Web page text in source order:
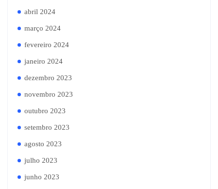
abril 2024
março 2024
fevereiro 2024
janeiro 2024
dezembro 2023
novembro 2023
outubro 2023
setembro 2023
agosto 2023
julho 2023
junho 2023